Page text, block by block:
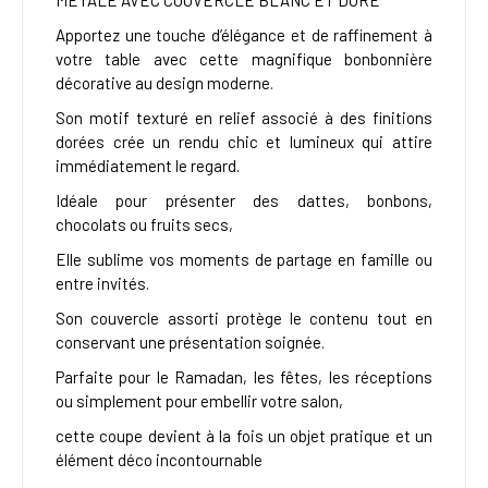
Apportez une touche d’élégance et de raffinement à
votre table avec cette magnifique bonbonnière
décorative au design moderne.
Son motif texturé en relief associé à des finitions
dorées crée un rendu chic et lumineux qui attire
immédiatement le regard.
Idéale pour présenter des dattes, bonbons,
chocolats ou fruits secs,
Elle sublime vos moments de partage en famille ou
entre invités.
Son couvercle assorti protège le contenu tout en
conservant une présentation soignée.
Parfaite pour le Ramadan, les fêtes, les réceptions
ou simplement pour embellir votre salon,
cette coupe devient à la fois un objet pratique et un
élément déco incontournable